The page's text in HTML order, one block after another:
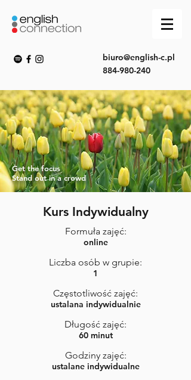
biuro@english-c.pl
884-980-240
Get the focus
Stand out in a crowd
Kurs Indywidualny
Formuła zajęć:
online
Liczba osób w grupie:
1
Częstotliwość zajęć:
ustalana indywidualnie
Długość zajęć:
60 minut
Godziny zajęć:
ustalane indywidualne